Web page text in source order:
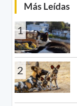
Más Leídas
1
2